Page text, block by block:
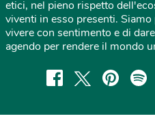
etici, nel pieno rispetto
viventi in esso presenti.
vivere con sentimento e di
agendo per rendere il mondo